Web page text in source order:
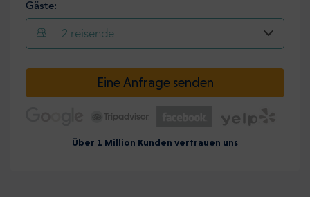
Gäste:
2 reisende
Eine Anfrage senden
Über 1 Million Kunden vertrauen uns